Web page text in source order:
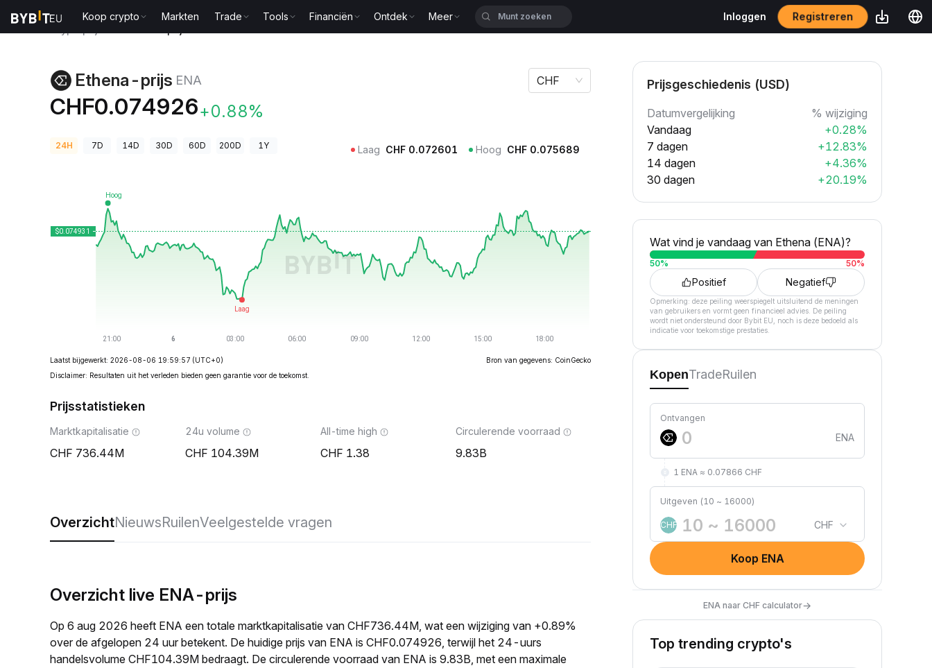
Koop crypto Markten Trade Tools Financiën Ontdek Meer Inloggen
Registreren
Ethena-prijs ENA
CHF0.074926+0.88%
CHF
24H 7D 14D 30D 60D 200D 1Y Laag CHF 0.072601 Hoog CHF 0.075689
Laatst bijgewerkt: 2026-08-06 19:59:57 (UTC+0)
Bron van gegevens: CoinGecko
Disclaimer: Resultaten uit het verleden bieden geen garantie voor de toekomst.
Prijsstatistieken
Marktkapitalisatie
736.44M
24u volume
104.39M
All-time high
1.38
Circulerende voorraad
9.83B
OverzichtNieuwsRuilenVeelgestelde vragen
Overzicht live ENA-prijs
Op 6 aug 2026 heeft ENA een totale marktkapitalisatie van CHF736.44M, wat een wijziging van +0.89%
over de afgelopen 24 uur betekent. De huidige prijs van ENA is CHF0.074926, terwijl het 24-uurs
handelsvolume CHF104.39M bedraagt. De circulerende voorraad van ENA is 9.83B, met een maximale
Prijsgeschiedenis (USD)
Datumvergelijking
% wijziging
Vandaag
+0.28%
7 dagen
+12.83%
14 dagen
+4.36%
30 dagen
+20.19%
Wat vind je vandaag van Ethena (ENA)?
50% 50%
Positief Negatief
Opmerking: deze peiling weerspiegelt uitsluitend de meningen
van gebruikers en vormt geen financieel advies. De peiling
wordt niet ondersteund door Bybit EU, noch is deze bedoeld als
indicatie voor toekomstige prestaties.
KopenTradeRuilen
Ontvangen
ENA
1 ENA ≈ 0.07866 CHF
Uitgeven (10 ~ 16000)
CHF CHF
Koop ENA
ENA naar CHF calculator→
Top trending crypto's